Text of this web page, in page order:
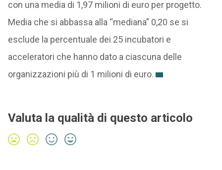
con una media di 1,97 milioni di euro per progetto.
Media che si abbassa alla “mediana” 0,20 se si
esclude la percentuale dei 25 incubatori e
acceleratori che hanno dato a ciascuna delle
organizzazioni più di 1 milioni di euro.
Valuta la qualità di questo articolo